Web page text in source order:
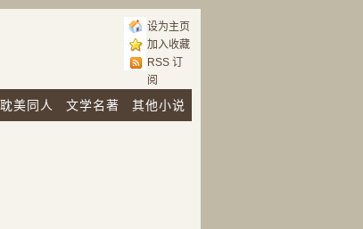
设为主页
加入收藏
RSS 订
阅
耽美同人 文学名著 其他小说